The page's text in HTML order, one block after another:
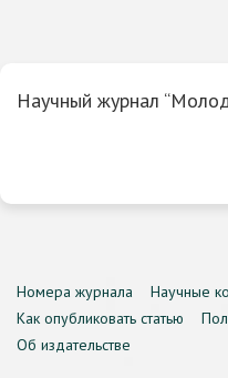
Научный журнал
Номера журнала Научные
Как опубликовать статью
Об издательстве